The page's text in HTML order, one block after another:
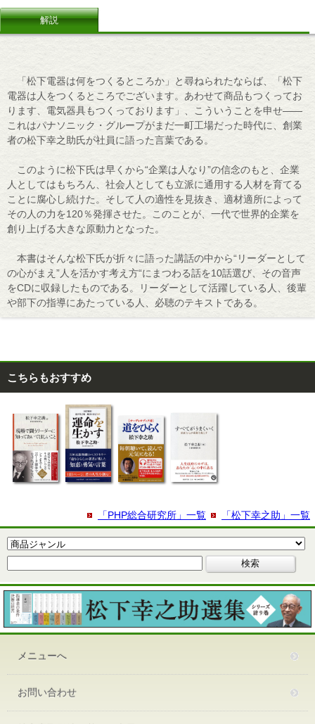
解説
「松下電器は何をつくるところか」と尋ねられたならば、「松下
電器は人をつくるところでございます。あわせて商品もつくってお
ります、電気器具もつくっております」、こういうことを申せ――
これはパナソニック・グループがまだ一町工場だった時代に、創業
者の松下幸之助氏が社員に語った言葉である。
このように松下氏は早くから“企業は人なり”の信念のもと、企業
人としてはもちろん、社会人としても立派に通用する人材を育てる
ことに腐心し続けた。そして人の適性を見抜き、適材適所によって
その人の力を120％発揮させた。このことが、一代で世界的企業を
創り上げる大きな原動力となった。
本書はそんな松下氏が折々に語った講話の中から“リーダーとして
の心がまえ”人を活かす考え方“にまつわる話を10話選び、その音声
をCDに収録したものである。リーダーとして活躍している人、後輩
や部下の指導にあたっている人、必聴のテキストである。
こちらもおすすめ
「松下幸之助」一覧
「PHP総合研究所」一覧
メニューへ
お問い合わせ